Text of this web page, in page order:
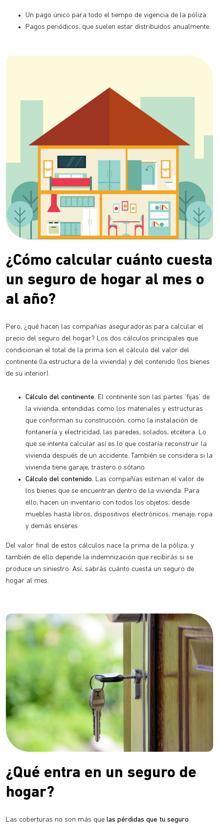
Un pago único para todo el tiempo de vigencia de la póliza.
Pagos periódicos, que suelen estar distribuidos anualmente.
¿Cómo calcular cuánto cuesta
un seguro de hogar al mes o
al año?
Pero, ¿qué hacen las compañías aseguradoras para calcular el
precio del seguro del hogar? Los dos cálculos principales que
condicionan el total de la prima son el cálculo del valor del
continente (la estructura de la vivienda) y del contenido (los bienes
de su interior).
Cálculo del continente. El continente son las partes ‘fijas’ de
la vivienda, entendidas como los materiales y estructuras
que conforman su construcción, como la instalación de
fontanería y electricidad, las paredes, solados, etcétera. Lo
que se intenta calcular así es lo que costaría reconstruir la
vivienda después de un accidente. También se considera si la
vivienda tiene garaje, trastero o sótano.
Cálculo del contenido. Las compañías estiman el valor de
los bienes que se encuentran dentro de la vivienda. Para
ello, hacen un inventario con todos los objetos, desde
muebles hasta libros, dispositivos electrónicos, menaje, ropa
y demás enseres.
Del valor final de estos cálculos nace la prima de la póliza, y
también de ello depende la indemnización que recibirás si se
produce un siniestro. Así, sabrás cuánto cuesta un seguro de
hogar al mes.
¿Qué entra en un seguro de
hogar?
Las coberturas no son más que las pérdidas que tu seguro